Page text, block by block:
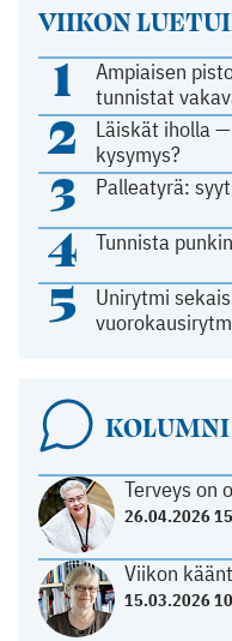
VIIKON
1
Ampiaisen
tunnistat
2
Läiskät iholla
kysymys?
3 Palleatyrä:
4 Tunnista
5
Unirytmi
KOLUMNI
Terveys on
26.04.2026
Viikon
15.03.2026